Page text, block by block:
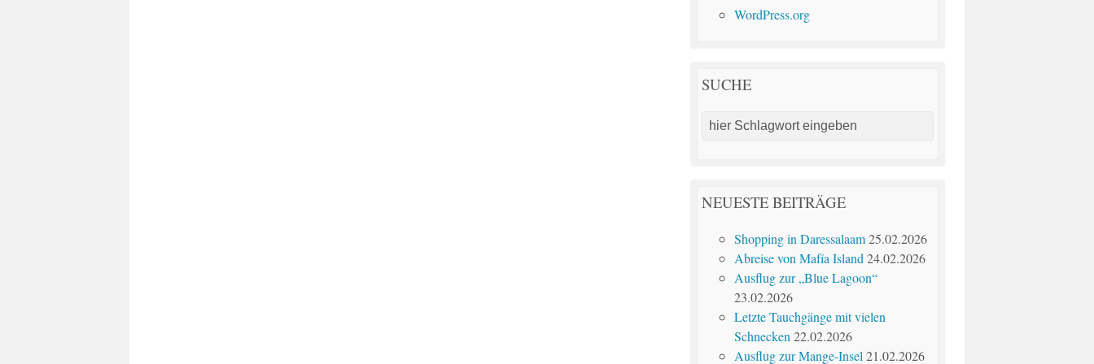
WordPress.org
SUCHE
NEUESTE BEITRÄGE
Shopping in Daressalaam 25.02.2026
Abreise von Mafía Island 24.02.2026
Ausflug zur „Blue Lagoon“
23.02.2026
Letzte Tauchgänge mit vielen
Schnecken 22.02.2026
Ausflug zur Mange-Insel 21.02.2026